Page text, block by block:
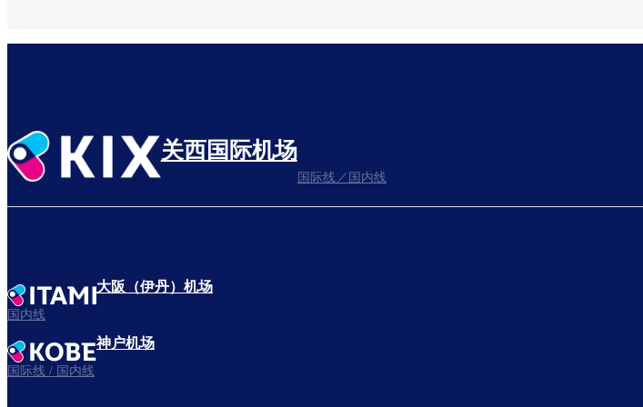
关西国际机场
国际线／国内线
大阪（伊丹）机场
国内线
神户机场
国际线 / 国内线